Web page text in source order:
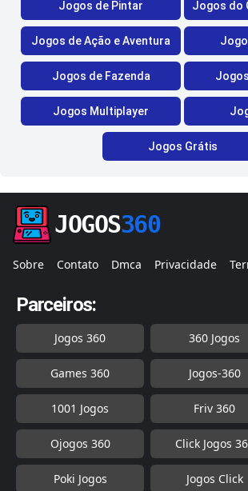
Jogos de Pintar Jogos do
Jogos de Ação e Aventura
Jogos de Fazenda
Jogos Multiplayer
Jogos Grátis
JOGOS360
Sobre Contato Dmca Privacidade
Parceiros:
Jogos 360 360 Jogos
Games 360 Jogos-360
1001 Jogos Friv 360
Ojogos 360 Click Jogos
Poki Jogos Jogos Click